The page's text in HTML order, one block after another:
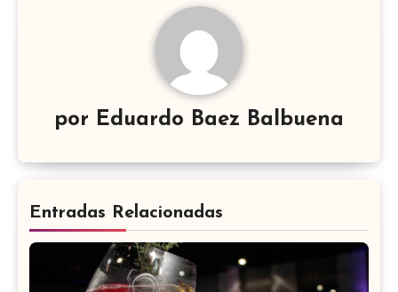
por Eduardo Baez Balbuena
Entradas Relacionadas